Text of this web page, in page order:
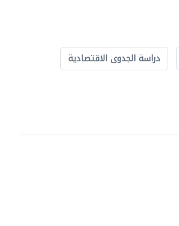
دراسة الجدوى الاقتصادية